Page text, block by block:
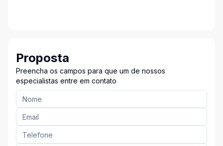
Proposta
Preencha os campos para que um de nossos
especialistas entre em contato